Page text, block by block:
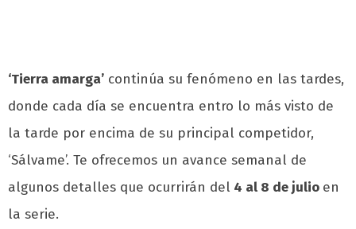
‘Tierra amarga’ continúa su fenómeno en las tardes,
donde cada día se encuentra entro lo más visto de
la tarde por encima de su principal competidor,
‘Sálvame’. Te ofrecemos un avance semanal de
algunos detalles que ocurrirán del 4 al 8 de julio en
la serie.